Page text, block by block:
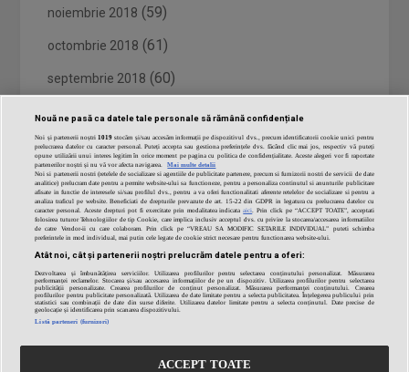
noiembrie 2018 (59)
octombrie 2018 (61)
septembrie 2018 (60)
august 2018 (62)
iulie 2018(62)
iunie 2018(26)
Nouă ne pasă ca datele tale personale să rămână confidențiale
Noi și partenerii noștri1019 stocăm și/sau accesăm informații pe dispozitivul dvs., precum identificatorii cookie unici pentru
prelucrarea datelor cu caracter personal. Puteți accepta sau gestiona preferințele dvs. făcând clic mai jos, respectiv vă puteți
opune utilizării unui interes legitim în orice moment pe pagina cu politica de confidențialitate. Aceste alegeri vor fi raportate
partenerilor noștri și nu vă vor afecta navigarea.
Mai multe detalii
Noi si partenerii nostri (retelele de socializare si agentiile de publicitate partenere, precum si furnizorii nostri de servicii de date
analitice) prelucram date pentru a permite website-ului sa functioneze, pentru a personaliza continutul si anunturile publicitare
afisate in functie de interesele si/sau profilul dvs., pentru a va oferi functionalitati aferente retelelor de socializare si pentru a
analiza traficul pe website. Beneficiati de drepturile prevazute de art. 15-22 din GDPR in legatura cu prelucrarea datelor cu
caracter personal. Aceste drepturi pot fi exercitate prin modalitatea indicataaici. Prin click pe “ACCEPT TOATE”, acceptati
folosirea tuturor Tehnologiilor de tip Cookie, care implica inclusiv acceptul dvs. cu privire la stocarea/accesarea informatiilor
de catre Vendor-ii cu care colaboram. Prin click pe “VREAU SA MODIFIC SETARILE INDIVIDUAL” puteti schimba
preferintele in mod individual, mai putin cele legate de cookie strict necesare pentru functionarea website-ului.
Atât noi, cât și partenerii noștri prelucrăm datele pentru a oferi:
Dezvoltarea și îmbunătățirea serviciilor. Utilizarea profilurilor pentru selectarea conținutului personalizat. Măsurarea
performanței reclamelor. Stocarea și/sau accesarea informațiilor de pe un dispozitiv. Utilizarea profilurilor pentru selectarea
publicității personalizate. Crearea profilurilor de conținut personalizat. Măsurarea performanței conținutului. Crearea
profilurilor pentru publicitate personalizată. Utilizarea de date limitate pentru a selecta publicitatea. Înțelegerea publicului prin
statistici sau combinații de date din surse diferite. Utilizarea datelor limitate pentru a selecta conținutul. Date precise de
geolocație și identificarea prin scanarea dispozitivului.
Listă parteneri (furnizori)
ACCEPT TOATE